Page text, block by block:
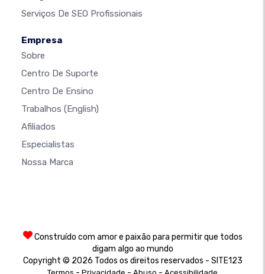
Serviços De SEO Profissionais
Empresa
Sobre
Centro De Suporte
Centro De Ensino
Trabalhos (English)
Afiliados
Especialistas
Nossa Marca
Construído com amor e paixão para permitir que todos
digam algo ao mundo
Copyright © 2026 Todos os direitos reservados - SITE123